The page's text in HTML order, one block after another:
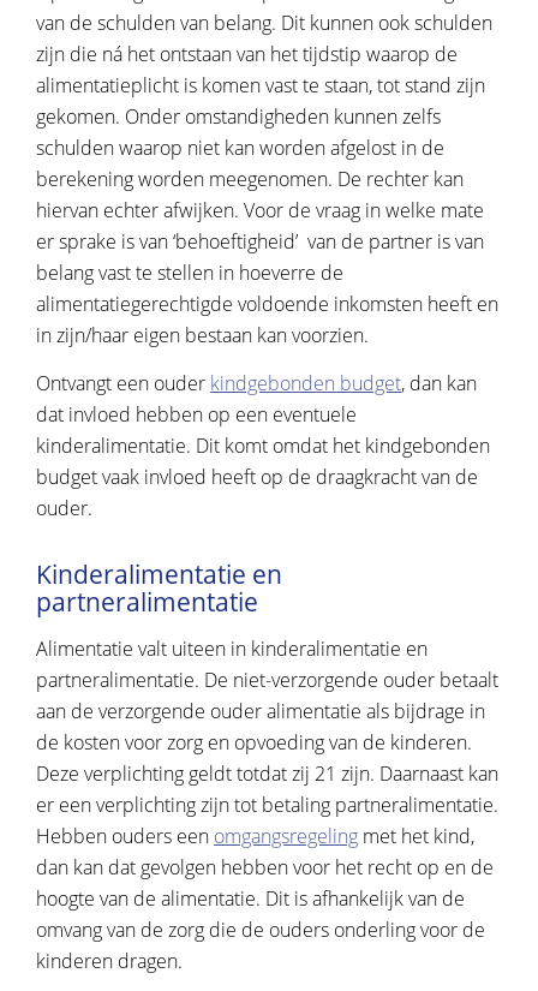
van de schulden van belang. Dit kunnen ook schulden
zijn die ná het ontstaan van het tijdstip waarop de
alimentatieplicht is komen vast te staan, tot stand zijn
gekomen. Onder omstandigheden kunnen zelfs
schulden waarop niet kan worden afgelost in de
berekening worden meegenomen. De rechter kan
hiervan echter afwijken. Voor de vraag in welke mate
er sprake is van ‘behoeftigheid’ van de partner is van
belang vast te stellen in hoeverre de
alimentatiegerechtigde voldoende inkomsten heeft en
in zijn/haar eigen bestaan kan voorzien.
Ontvangt een ouder kindgebonden budget, dan kan
dat invloed hebben op een eventuele
kinderalimentatie. Dit komt omdat het kindgebonden
budget vaak invloed heeft op de draagkracht van de
ouder.
Kinderalimentatie en
partneralimentatie
Alimentatie valt uiteen in kinderalimentatie en
partneralimentatie. De niet-verzorgende ouder betaalt
aan de verzorgende ouder alimentatie als bijdrage in
de kosten voor zorg en opvoeding van de kinderen.
Deze verplichting geldt totdat zij 21 zijn. Daarnaast kan
er een verplichting zijn tot betaling partneralimentatie.
Hebben ouders een omgangsregeling met het kind,
dan kan dat gevolgen hebben voor het recht op en de
hoogte van de alimentatie. Dit is afhankelijk van de
omvang van de zorg die de ouders onderling voor de
kinderen dragen.